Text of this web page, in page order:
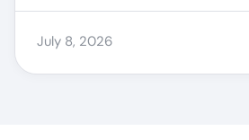
July 8, 2026